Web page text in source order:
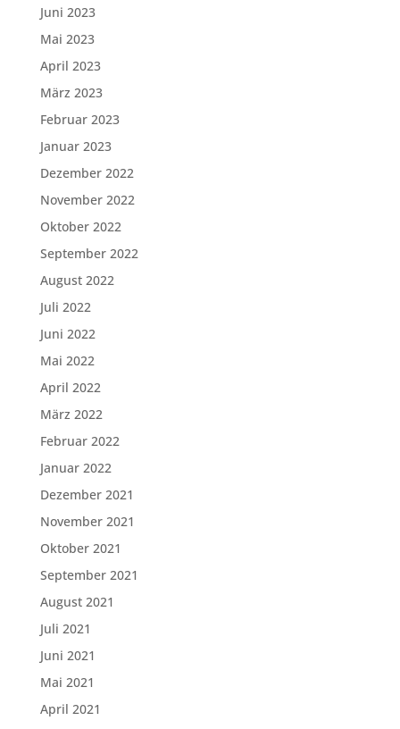
Juni 2023
Mai 2023
April 2023
März 2023
Februar 2023
Januar 2023
Dezember 2022
November 2022
Oktober 2022
September 2022
August 2022
Juli 2022
Juni 2022
Mai 2022
April 2022
März 2022
Februar 2022
Januar 2022
Dezember 2021
November 2021
Oktober 2021
September 2021
August 2021
Juli 2021
Juni 2021
Mai 2021
April 2021